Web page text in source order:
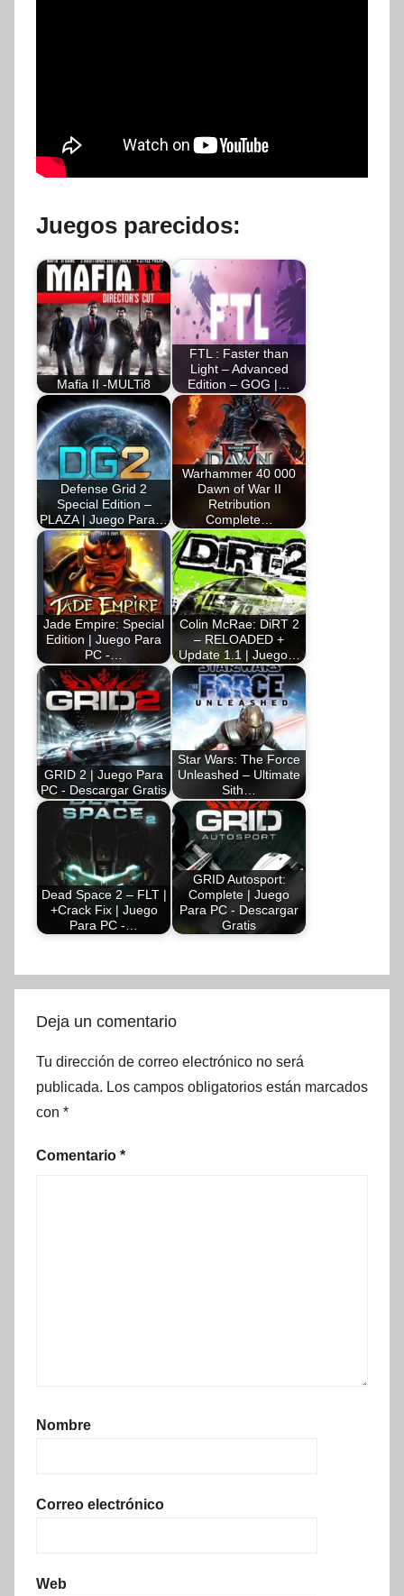
Juegos parecidos:
Mafia II -MULTi8
FTL : Faster than
Light – Advanced
Edition – GOG |…
Defense Grid 2
Special Edition –
PLAZA | Juego Para…
Warhammer 40 000
Dawn of War II
Retribution
Complete…
Jade Empire: Special
Edition | Juego Para
PC -…
Colin McRae: DiRT 2
– RELOADED +
Update 1.1 | Juego…
GRID 2 | Juego Para
PC - Descargar Gratis
Star Wars: The Force
Unleashed – Ultimate
Sith…
Dead Space 2 – FLT |
+Crack Fix | Juego
Para PC -…
GRID Autosport:
Complete | Juego
Para PC - Descargar
Gratis
Deja un comentario
Tu dirección de correo electrónico no será
publicada. Los campos obligatorios están marcados
con *
Comentario *
Nombre
Correo electrónico
Web